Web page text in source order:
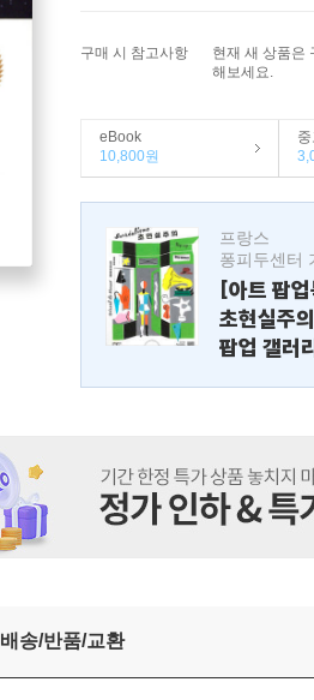
구매 시 참고사항
현재 새 상품은
해보세요.
eBook
10,800원
프랑스
퐁피두센터
[아트 팝
초현실주의
팝업 갤러
배송/반품/교환